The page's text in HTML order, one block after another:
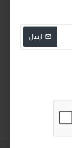
ارسال